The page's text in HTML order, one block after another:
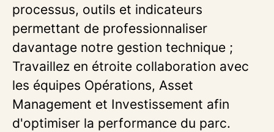
processus, outils et indicateurs
permettant de professionnaliser
davantage notre gestion technique ;
Travaillez en étroite collaboration avec
les équipes Opérations, Asset
Management et Investissement afin
d'optimiser la performance du parc.